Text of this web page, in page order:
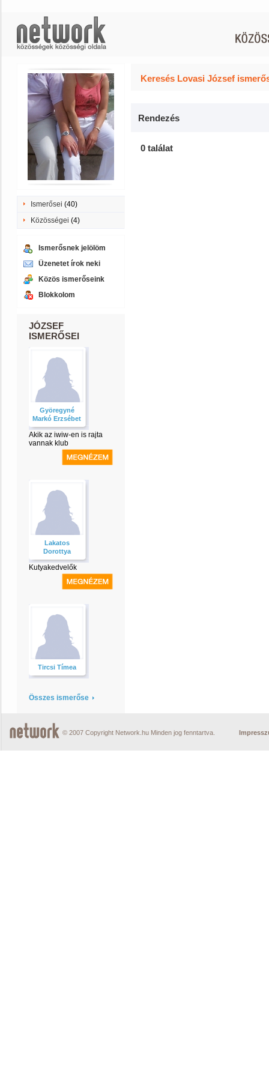
Ismerősei (40)
Közösségei (4)
Ismerősnek jelölöm
Üzenetet írok neki
Közös ismerőseink
Blokkolom
JÓZSEF
ISMERŐSEI
Györegyné
Markó Erzsébet
Akik az iwiw-en is rajta
vannak klub
Lakatos
Dorottya
Kutyakedvelők
Tircsi Tímea
Összes ismerőse
Keresés Lovasi József
Rendezés
0 találat
© 2007 Copyright Network.hu Minden jog fenntartva.